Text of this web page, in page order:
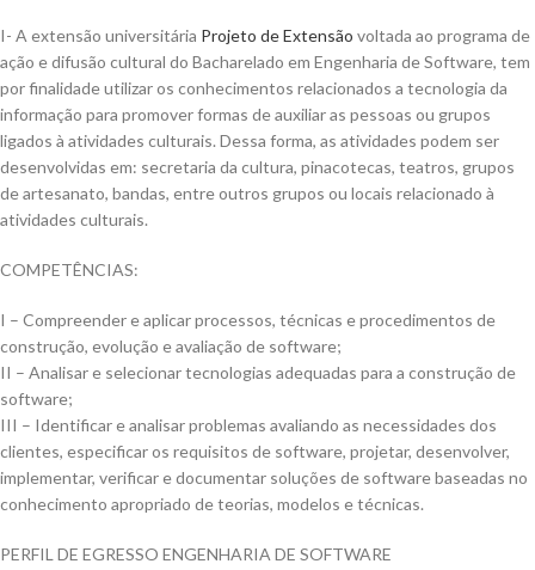
I- A extensão universitária Projeto de Extensão voltada ao programa de
ação e difusão cultural do Bacharelado em Engenharia de Software, tem
por finalidade utilizar os conhecimentos relacionados a tecnologia da
informação para promover formas de auxiliar as pessoas ou grupos
ligados à atividades culturais. Dessa forma, as atividades podem ser
desenvolvidas em: secretaria da cultura, pinacotecas, teatros, grupos
de artesanato, bandas, entre outros grupos ou locais relacionado à
atividades culturais.
COMPETÊNCIAS:
I – Compreender e aplicar processos, técnicas e procedimentos de
construção, evolução e avaliação de software;
II – Analisar e selecionar tecnologias adequadas para a construção de
software;
III – Identificar e analisar problemas avaliando as necessidades dos
clientes, especificar os requisitos de software, projetar, desenvolver,
implementar, verificar e documentar soluções de software baseadas no
conhecimento apropriado de teorias, modelos e técnicas.
PERFIL DE EGRESSO ENGENHARIA DE SOFTWARE